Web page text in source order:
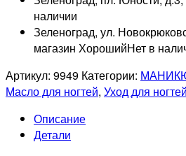
наличии
Зеленоград, ул.
магазин ХорошийНет в
Артикул: 9949 Категории:
Масло для ногтей, Уход для
Описание
Детали